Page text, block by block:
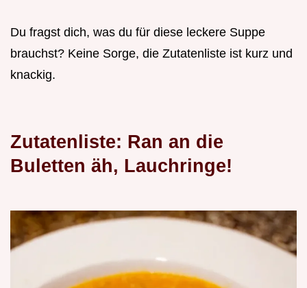
Du fragst dich, was du für diese leckere Suppe
brauchst? Keine Sorge, die Zutatenliste ist kurz und
knackig.
Zutatenliste: Ran an die
Buletten äh, Lauchringe!